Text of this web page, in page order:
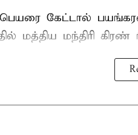
கேட்டால்
மத்திய மந்திரி கிரண்